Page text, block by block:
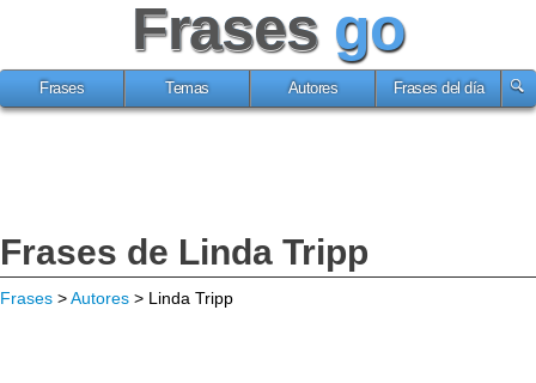
Frases go
Frases Temas Autores Frases del día
Frases de Linda Tripp
Frases >Autores > Linda Tripp